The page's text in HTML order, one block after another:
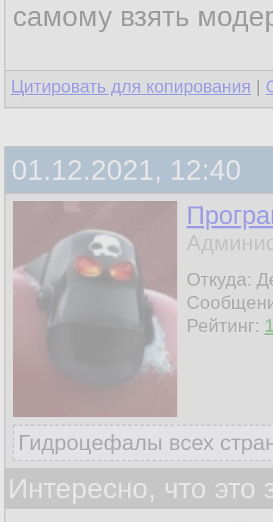
самому взять
Цитировать для копирования |
01.12.2021, 12:40
Откуда:
Рейтинг:
Гидроцефалы всех
Интересно, что